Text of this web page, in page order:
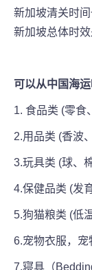
新加坡清关时
新加坡总体时效
可以从中国海
1. 食品类 (零食
2.用品类 (香波
3.玩具类 (球、
4.保健品类 (发
5.狗猫粮类 (低
6.宠物衣服，宠
7.寝具（